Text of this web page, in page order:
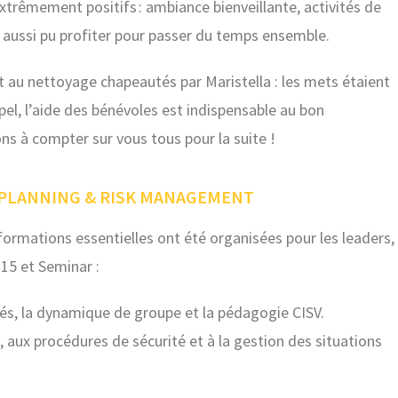
positifs : ambiance bienveillante, activités de
pu profiter pour passer du temps ensemble.
au nettoyage chapeautés par Maristella : les mets étaient
l’aide des bénévoles est indispensable au bon
à compter sur vous tous pour la suite !
& RISK MANAGEMENT
essentielles ont été organisées pour les leaders,
et Seminar :
la dynamique de groupe et la pédagogie CISV.
procédures de sécurité et à la gestion des situations